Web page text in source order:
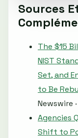
Sources
The $15
NIST
Set, and
to Be
Newswire
Agencies
Shift to